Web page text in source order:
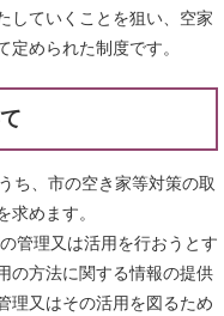
していくことを狙い、空家
められた制度です。
ち、市の空き家等対策の取
求めます。
管理又は活用を行おうとす
の方法に関する情報の提供
理又はその活用を図るため